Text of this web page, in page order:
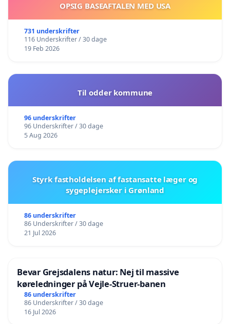
OPSIG BASEAFTALEN MED USA
731 underskrifter
116 Underskrifter / 30 dage
19 Feb 2026
Til odder kommune
96 underskrifter
96 Underskrifter / 30 dage
5 Aug 2026
Styrk fastholdelsen af fastansatte læger og
sygeplejersker i Grønland
86 underskrifter
86 Underskrifter / 30 dage
21 Jul 2026
Bevar Grejsdalens natur: Nej til massive
køreledninger på Vejle-Struer-banen
86 underskrifter
86 Underskrifter / 30 dage
16 Jul 2026